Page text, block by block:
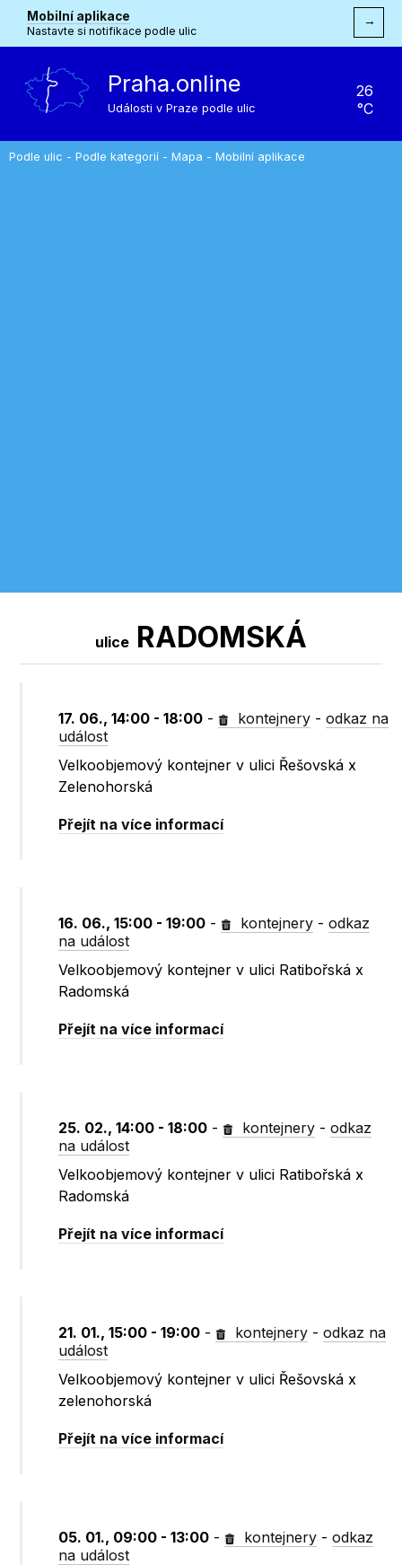
Mobilní aplikace
Nastavte si notifikace podle ulic
→
Praha.online
Události v Praze podle ulic
26
°C
Podle ulic - Podle kategorií - Mapa - Mobilní aplikace
ulice RADOMSKÁ
17. 06., 14:00 - 18:00 - kontejnery -odkaz na
událost
Velkoobjemový kontejner v ulici Řešovská x
Zelenohorská
Přejít na více informací
16. 06., 15:00 - 19:00 - kontejnery -odkaz
na událost
Velkoobjemový kontejner v ulici Ratibořská x
Radomská
Přejít na více informací
25. 02., 14:00 - 18:00 - kontejnery -odkaz
na událost
Velkoobjemový kontejner v ulici Ratibořská x
Radomská
Přejít na více informací
21. 01., 15:00 - 19:00 - kontejnery -odkaz na
událost
Velkoobjemový kontejner v ulici Řešovská x
zelenohorská
Přejít na více informací
05. 01., 09:00 - 13:00 - kontejnery -odkaz
na událost